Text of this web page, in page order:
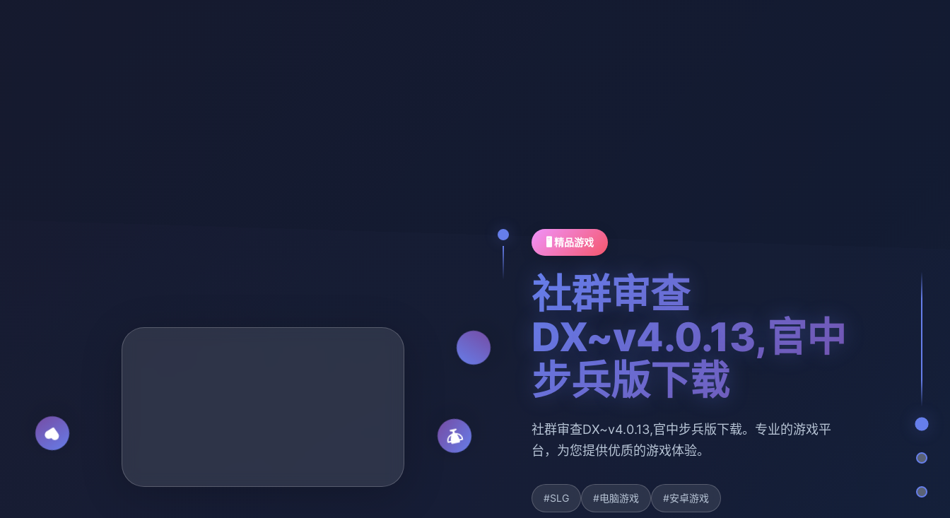
🖥️ 精品游戏
社群审查
DX~v4.0.13,官中
步兵版下载
社群审查DX~v4.0.13,官中步兵版下载。专业的游戏平
台，为您提供优质的游戏体验。
#SLG #电脑游戏 #安卓游戏